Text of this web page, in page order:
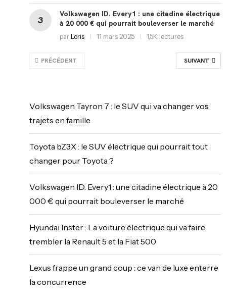
Volkswagen ID. Every1 : une citadine électrique
à 20 000 € qui pourrait bouleverser le marché
parLoris 11 mars 2025 1,5K lectures
PRÉCÉDENT SUIVANT
Volkswagen Tayron 7 : le SUV qui va changer vos
trajets en famille
Toyota bZ3X : le SUV électrique qui pourrait tout
changer pour Toyota ?
Volkswagen ID. Every1 : une citadine électrique à 20
000 € qui pourrait bouleverser le marché
Hyundai Inster : La voiture électrique qui va faire
trembler la Renault 5 et la Fiat 500
Lexus frappe un grand coup : ce van de luxe enterre
la concurrence